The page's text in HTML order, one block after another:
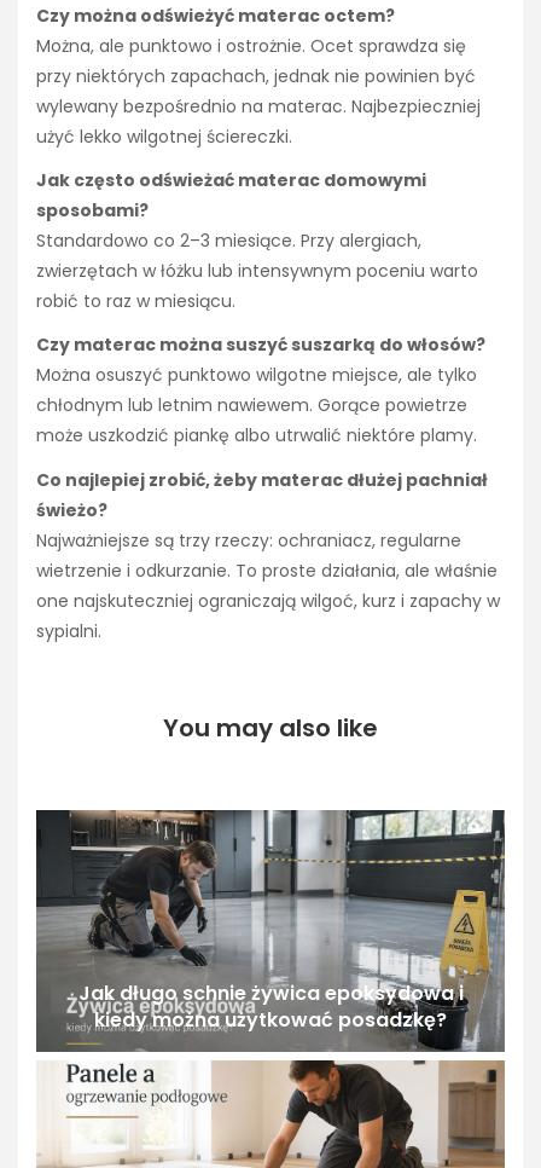
Czy można odświeżyć materac octem?
Można, ale punktowo i ostrożnie. Ocet sprawdza się
przy niektórych zapachach, jednak nie powinien być
wylewany bezpośrednio na materac. Najbezpieczniej
użyć lekko wilgotnej ściereczki.
Jak często odświeżać materac domowymi
sposobami?
Standardowo co 2–3 miesiące. Przy alergiach,
zwierzętach w łóżku lub intensywnym poceniu warto
robić to raz w miesiącu.
Czy materac można suszyć suszarką do włosów?
Można osuszyć punktowo wilgotne miejsce, ale tylko
chłodnym lub letnim nawiewem. Gorące powietrze
może uszkodzić piankę albo utrwalić niektóre plamy.
Co najlepiej zrobić, żeby materac dłużej pachniał
świeżo?
Najważniejsze są trzy rzeczy: ochraniacz, regularne
wietrzenie i odkurzanie. To proste działania, ale właśnie
one najskuteczniej ograniczają wilgoć, kurz i zapachy w
sypialni.
You may also like
Jak długo schnie żywica epoksydowa i
kiedy można użytkować posadzkę?